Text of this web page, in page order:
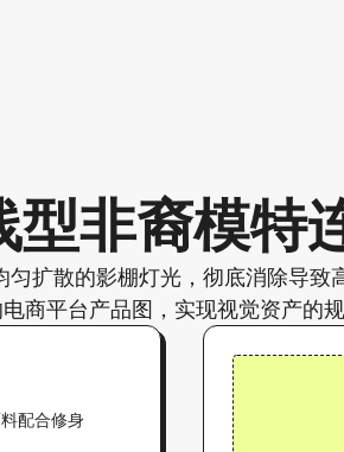
非裔模特
扩散的影棚灯光，彻底消除导
商平台产品图，实现视觉资产的
配合修身